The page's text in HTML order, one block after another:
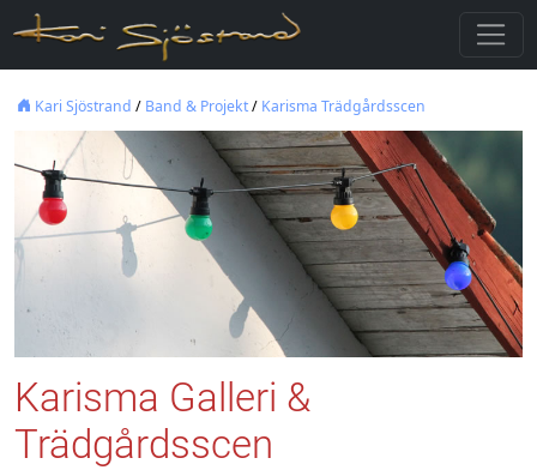
Kari Sjöstrand / Band & Projekt/ Karisma Trädgårdsscen
Karisma Galleri &
Trädgårdsscen